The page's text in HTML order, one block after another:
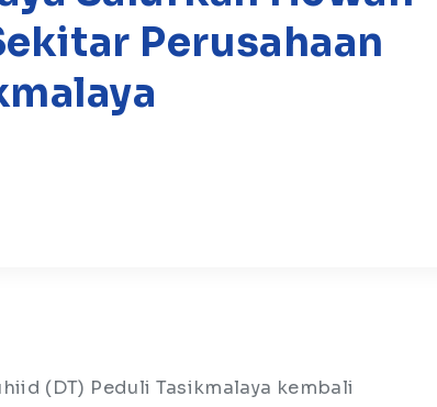
Perusahaan
(DT) Peduli Tasikmalaya kembali